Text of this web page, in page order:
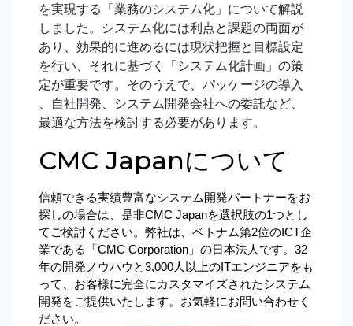
を実現する「業務のシステム化」について解説
しました。システム化には利点と課題の両面が
あり、効果的に進めるには現状把握と目標設定
を行い、それに基づく「システム化計画」の策
定が重要です。そのうえで、パッケージの導入
、自社開発、システム開発会社への委託など、
最適な方法を検討する必要があります。
CMC Japanについて
信頼できる実績豊富なシステム開発パートナーをお
探しの場合は、是非CMC Japanを選択肢の1つとし
てご検討ください。弊社は、ベトナム第2位のICT企
業である「CMC Corporation」の日本法人です。32
年の開発ノウハウと3,000人以上のITエンジニアをも
って、お客様に完全にカスタマイズされたシステム
開発をご提供いたします。お気軽にお問い合わせく
ださい。